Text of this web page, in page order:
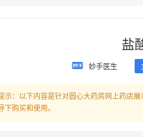
盐
妙手医生
示：以下内容是针对圆心大药房网上药店
下购买和使用。